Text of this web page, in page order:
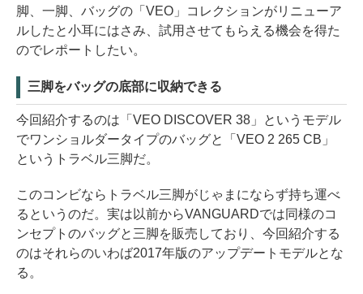
脚、一脚、バッグの「VEO」コレクションがリニューア
ルしたと小耳にはさみ、試用させてもらえる機会を得た
のでレポートしたい。
三脚をバッグの底部に収納できる
今回紹介するのは「VEO DISCOVER 38」というモデル
でワンショルダータイプのバッグと「VEO 2 265 CB」
というトラベル三脚だ。
このコンビならトラベル三脚がじゃまにならず持ち運べ
るというのだ。実は以前からVANGUARDでは同様のコ
ンセプトのバッグと三脚を販売しており、今回紹介する
のはそれらのいわば2017年版のアップデートモデルとな
る。